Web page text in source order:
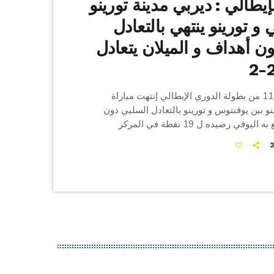
: ديربي مدينة تورينو
و تورينو ينتهي بالتعادل
أهداف و الميلان يتعادل
في إطار الجولة 11 من بطولة الدوري الإيطالي إنتهت مباراة
بين يوفنتوس و تورينو بالتعادل السلبي دون
أهداف تعادل رفع به اليوفي رصيده ل 19 نقطة في المركز